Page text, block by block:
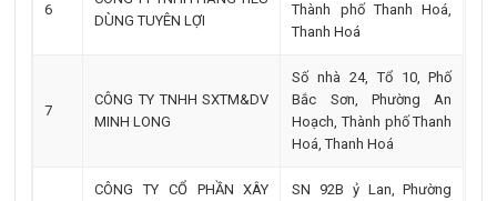
6
DÙNG TUYÊN LỢI
Thành phố Thanh Hoá,
Thanh Hoá
7
CÔNG TY TNHH SXTM&DV
MINH LONG
Số nhà 24, Tổ 10, Phố
Bắc Sơn, Phường An
Hoạch, Thành phố Thanh
Hoá, Thanh Hoá
CÔNG TY CỔ PHẦN XÂY
SN 92B ỷ Lan, Phường